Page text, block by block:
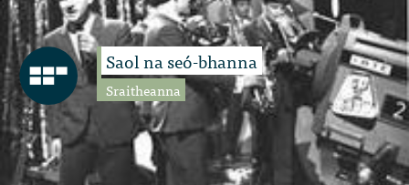
Saol na seó-bhanna
Sraitheanna